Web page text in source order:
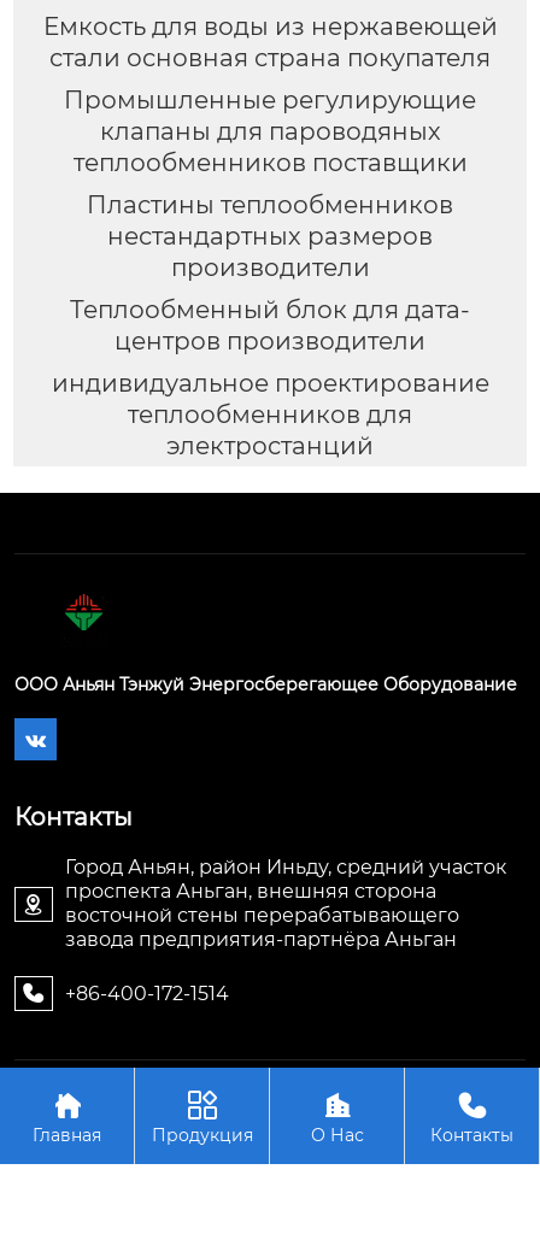
Емкость для воды из нержавеющей
стали основная страна покупателя
Промышленные регулирующие
клапаны для пароводяных
теплообменников поставщики
Пластины теплообменников
нестандартных размеров
производители
Теплообменный блок для дата-
центров производители
индивидуальное проектирование
теплообменников для
электростанций
ООО Аньян Тэнжуй Энергосберегающее Оборудование

Контакты

Город Аньян, район Иньду, средний участок
проспекта Аньган, внешняя сторона
восточной стены перерабатывающего
завода предприятия-партнёра Аньган
 +86-400-172-1514
Авторское право©ООО Аньян Тэнжуй
Энергосберегающее Оборудование

Главная

Продукция

О Нас

Контакты